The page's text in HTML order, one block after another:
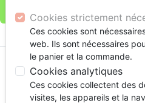
Cookies strictement
Ces cookies sont
web. Ils sont nécessaires
le panier et la commande.
Cookies analytiques
Ces cookies collectent des
visites, les appareils et la